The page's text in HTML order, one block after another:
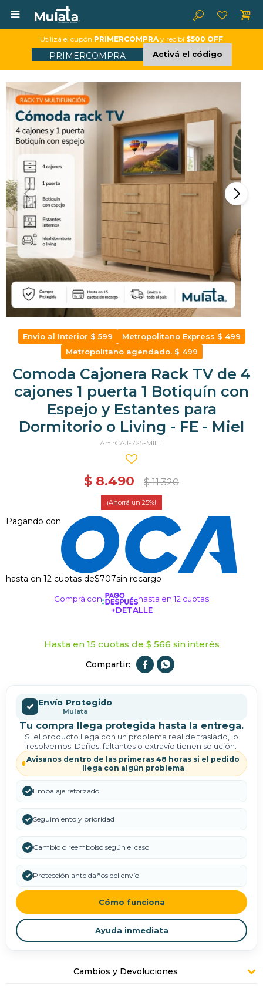

Utilizá el cupón PRIMERCOMPRA y recibí $500 OFF
PRIMERCOMPRA Activá el código
Envio al Interior $ 599
Metropolitano Express $ 499
Metropolitano agendado. $ 499
Comoda Cajonera Rack TV de 4
cajones 1 puerta 1 Botiquín con
Espejo y Estantes para
Dormitorio o Living - FE - Miel
CAJ-725-MIEL
$ 8.490 $ 11.320
25
Pagando con
hasta en 12 cuotas de$707sin recargo
Comprá con
hasta en 12 cuotas
+DETALLE
Hasta en 15 cuotas de $ 566 sin interés
 
✓ Envío Protegido
Mulata
Tu compra llega protegida hasta la entrega.
Si el producto llega con un problema real de traslado, lo
resolvemos. Daños, faltantes o extravío tienen solución.
Avisanos dentro de las primeras 48 horas si el pedido
llega con algún problema
✓ Embalaje reforzado
✓ Seguimiento y prioridad
✓ Cambio o reembolso según el caso
✓ Protección ante daños del envío
Cómo funciona
Ayuda inmediata
Cambios y Devoluciones